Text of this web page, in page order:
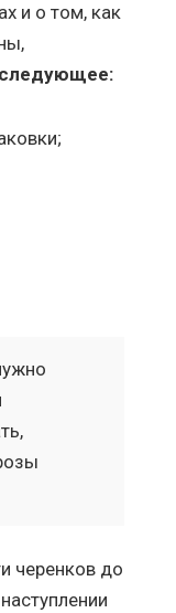
и о том, как
черенков до